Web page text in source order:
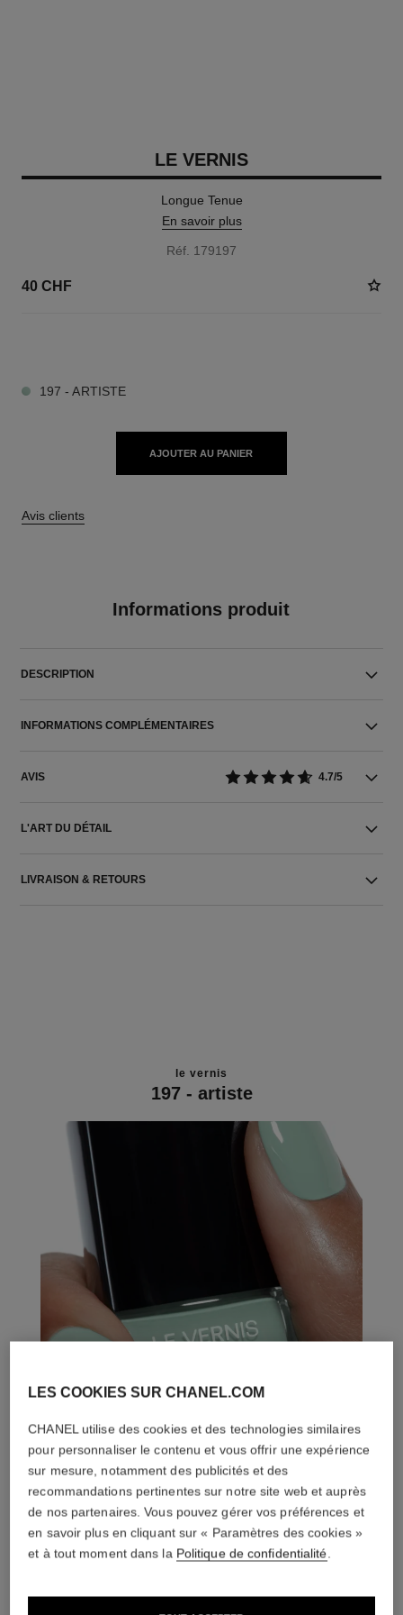
LE VERNIS
Longue Tenue
En savoir plus
Réf. 179197
40 CHF
197 - ARTISTE
AJOUTER AU PANIER
Avis clients
Informations produit
DESCRIPTION
INFORMATIONS COMPLÉMENTAIRES
AVIS 4.7/5
L'ART DU DÉTAIL
LIVRAISON & RETOURS
le vernis
197 - artiste
LES COOKIES SUR CHANEL.COM
CHANEL utilise des cookies et des technologies similaires
pour personnaliser le contenu et vous offrir une expérience
sur mesure, notamment des publicités et des
recommandations pertinentes sur notre site web et auprès
de nos partenaires. Vous pouvez gérer vos préférences et
en savoir plus en cliquant sur « Paramètres des cookies »
et à tout moment dans la Politique de confidentialité.